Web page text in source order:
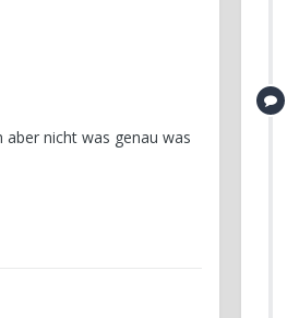
nicht was genau was